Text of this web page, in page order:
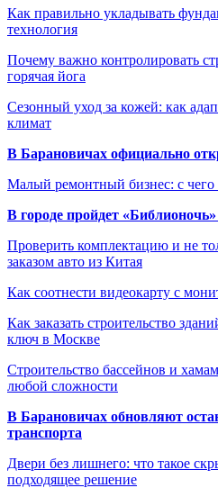
Как правильно укладывать
технология
Почему важно контролировать
горячая йога
Сезонный уход за кожей: как
климат
В Барановичах официально
Малый ремонтный бизнес: с чего
В городе пройдет
Проверить комплектацию и не
заказом авто из Китая
Как соотнести видеокарту с
Как заказать строительство
ключ в Москве
Строительство бассейнов и
любой сложности
В Барановичах обновляют
транспорта
Двери без лишнего: что такое
подходящее решение